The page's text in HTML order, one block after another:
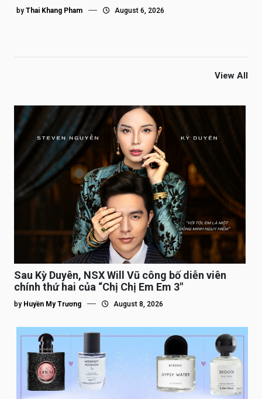
by Thai Khang Pham August 6, 2026
View All
Sau Kỳ Duyên, NSX Will Vũ công bố diễn viên
chính thứ hai của “Chị Chị Em Em 3″
by Huyền My Trương August 8, 2026